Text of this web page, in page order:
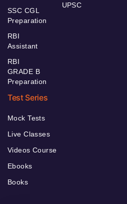
SSC CGL
Preparation
RBI
Assistant
RBI
GRADE B
Preparation
UPSC
Test Series
Mock Tests
Live Classes
Videos Course
Ebooks
Books